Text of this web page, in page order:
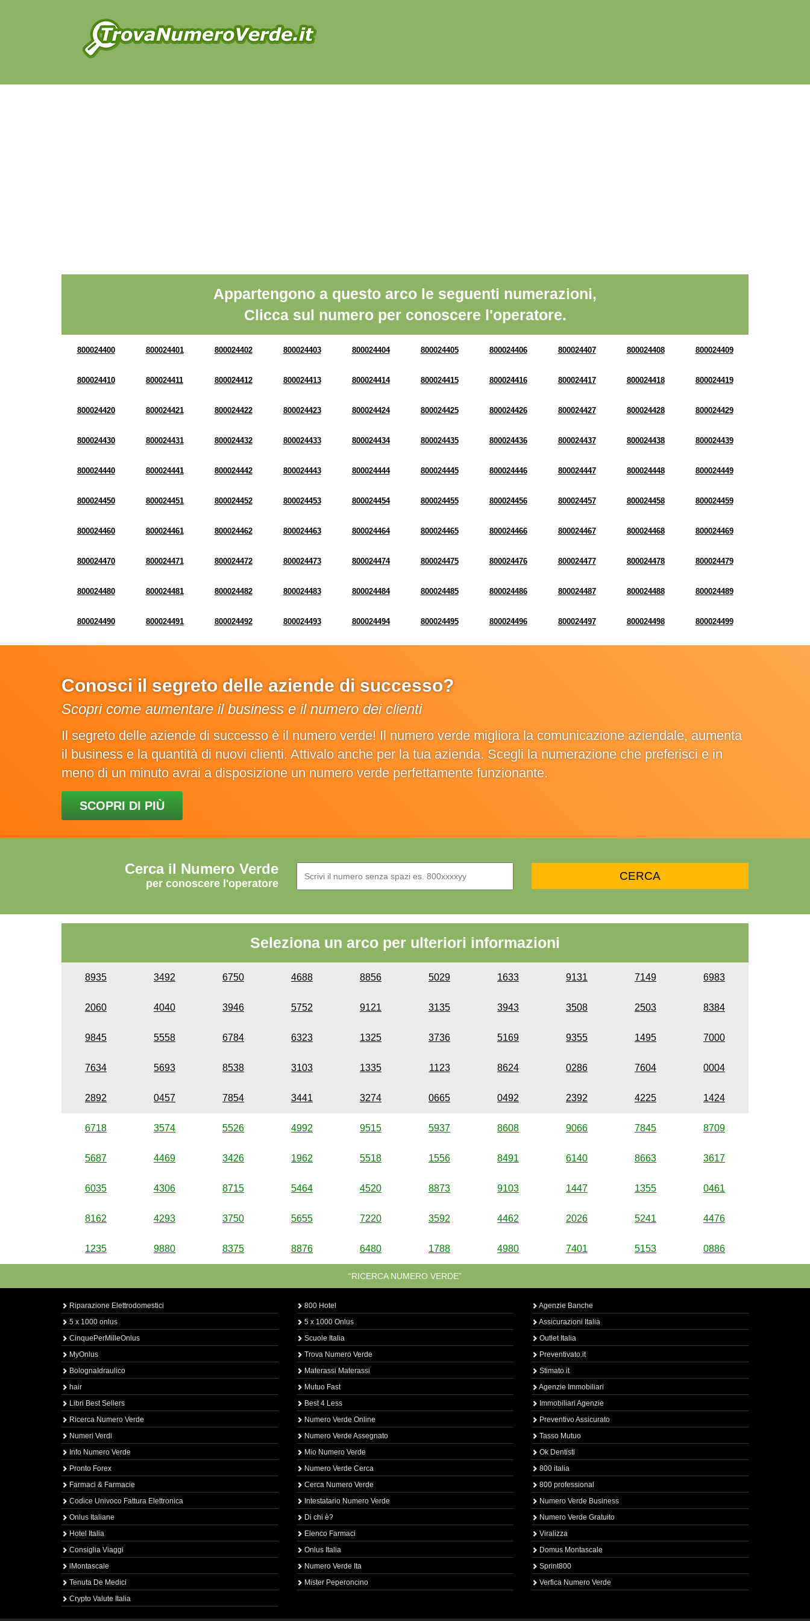
Appartengono a questo arco le seguenti numerazioni,
Clicca sul numero per conoscere l'operatore.
800024400 800024401 800024402 800024403 800024404 800024405 800024406 800024407 800024408 800024409
800024410 800024411 800024412 800024413 800024414 800024415 800024416 800024417 800024418 800024419
800024420 800024421 800024422 800024423 800024424 800024425 800024426 800024427 800024428 800024429
800024430 800024431 800024432 800024433 800024434 800024435 800024436 800024437 800024438 800024439
800024440 800024441 800024442 800024443 800024444 800024445 800024446 800024447 800024448 800024449
800024450 800024451 800024452 800024453 800024454 800024455 800024456 800024457 800024458 800024459
800024460 800024461 800024462 800024463 800024464 800024465 800024466 800024467 800024468 800024469
800024470 800024471 800024472 800024473 800024474 800024475 800024476 800024477 800024478 800024479
800024480 800024481 800024482 800024483 800024484 800024485 800024486 800024487 800024488 800024489
800024490 800024491 800024492 800024493 800024494 800024495 800024496 800024497 800024498 800024499
Conosci il segreto delle aziende di successo?
Scopri come aumentare il business e il numero dei clienti
Il segreto delle aziende di successo è il numero verde! Il numero verde migliora la comunicazione aziendale, aumenta
il business e la quantità di nuovi clienti. Attivalo anche per la tua azienda. Scegli la numerazione che preferisci e in
meno di un minuto avrai a disposizione un numero verde perfettamente funzionante.
SCOPRI DI PIÙ
Cerca il Numero Verde
per conoscere l'operatore
Seleziona un arco per ulteriori informazioni
8935 3492 6750 4688 8856 5029 1633 9131 7149 6983
2060 4040 3946 5752 9121 3135 3943 3508 2503 8384
9845 5558 6784 6323 1325 3736 5169 9355 1495 7000
7634 5693 8538 3103 1335 1123 8624 0286 7604 0004
2892 0457 7854 3441 3274 0665 0492 2392 4225 1424
6718 3574 5526 4992 9515 5937 8608 9066 7845 8709
5687 4469 3426 1962 5518 1556 8491 6140 8663 3617
6035 4306 8715 5464 4520 8873 9103 1447 1355 0461
8162 4293 3750 5655 7220 3592 4462 2026 5241 4476
1235 9880 8375 8876 6480 1788 4980 7401 5153 0886
“RICERCA NUMERO VERDE”
Riparazione Elettrodomestici
5 x 1000 onlus
CinquePerMilleOnlus
MyOnlus
BolognaIdraulico
hair
Libri Best Sellers
Ricerca Numero Verde
Numeri Verdi
Info Numero Verde
Pronto Forex
Farmaci & Farmacie
Codice Univoco Fattura Elettronica
Onlus Italiane
Hotel Italia
Consiglia Viaggi
iMontascale
Tenuta De Medici
Crypto Valute Italia
800 Hotel
5 x 1000 Onlus
Scuole Italia
Trova Numero Verde
Materassi Materassi
Mutuo Fast
Best 4 Less
Numero Verde Online
Numero Verde Assegnato
Mio Numero Verde
Numero Verde Cerca
Cerca Numero Verde
Intestatario Numero Verde
Di chi è?
Elenco Farmaci
Onlus Italia
Numero Verde Ita
Mister Peperoncino
Agenzie Banche
Assicurazioni Italia
Outlet Italia
Preventivato.it
Stimato.it
Agenzie Immobiliari
Immobiliari Agenzie
Preventivo Assicurato
Tasso Mutuo
Ok Dentisti
800 italia
800 professional
Numero Verde Business
Numero Verde Gratuito
Viralizza
Domus Montascale
Sprint800
Verfica Numero Verde